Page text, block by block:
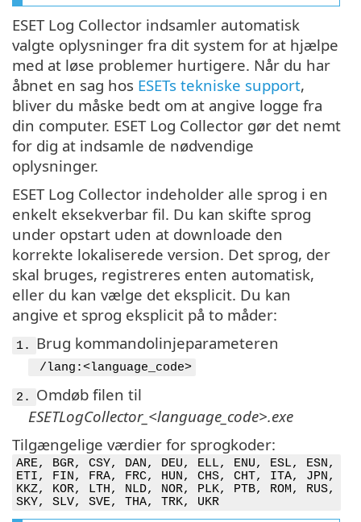
ESET Log Collector indsamler automatisk
valgte oplysninger fra dit system for at hjælpe
med at løse problemer hurtigere. Når du har
åbnet en sag hos ESETs tekniske support,
bliver du måske bedt om at angive logge fra
din computer. ESET Log Collector gør det nemt
for dig at indsamle de nødvendige
oplysninger.
ESET Log Collector indeholder alle sprog i en
enkelt eksekverbar fil. Du kan skifte sprog
under opstart uden at downloade den
korrekte lokaliserede version. Det sprog, der
skal bruges, registreres enten automatisk,
eller du kan vælge det eksplicit. Du kan
angive et sprog eksplicit på to måder:
1. Brug kommandolinjeparameteren
/lang:<language_code>
2.
Omdøb filen til
ESETLogCollector_<language_code>.exe
Tilgængelige værdier for sprogkoder:
ARE, BGR, CSY, DAN, DEU, ELL, ENU, ESL, ESN,
ETI, FIN, FRA, FRC, HUN, CHS, CHT, ITA, JPN,
KKZ, KOR, LTH, NLD, NOR, PLK, PTB, ROM, RUS,
SKY, SLV, SVE, THA, TRK, UKR